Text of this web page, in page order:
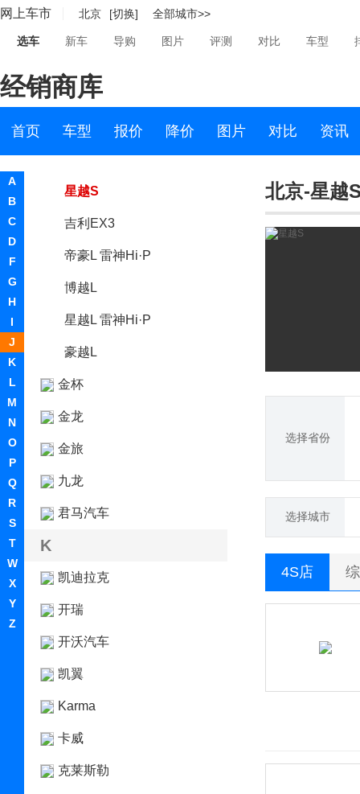
网上车市 北京 [切换] 全部城市>>
选车 新车 导购 图片 评测 对比 车型
经销商库
首页 车型 报价 降价 图片 对比 资讯
A
B
C
D
F
G
H
I
J
K
L
M
N
O
P
Q
R
S
T
W
X
Y
Z
帝豪S
星瑞
星越L
星越S
吉利EX3
帝豪L 雷神Hi·P
博越L
星越L 雷神Hi·P
豪越L
金杯
金龙
金旅
九龙
君马汽车
K
凯迪拉克
开瑞
开沃汽车
凯翼
Karma
卡威
克莱斯勒
北京-星越
选择省份
选择城市
4S店